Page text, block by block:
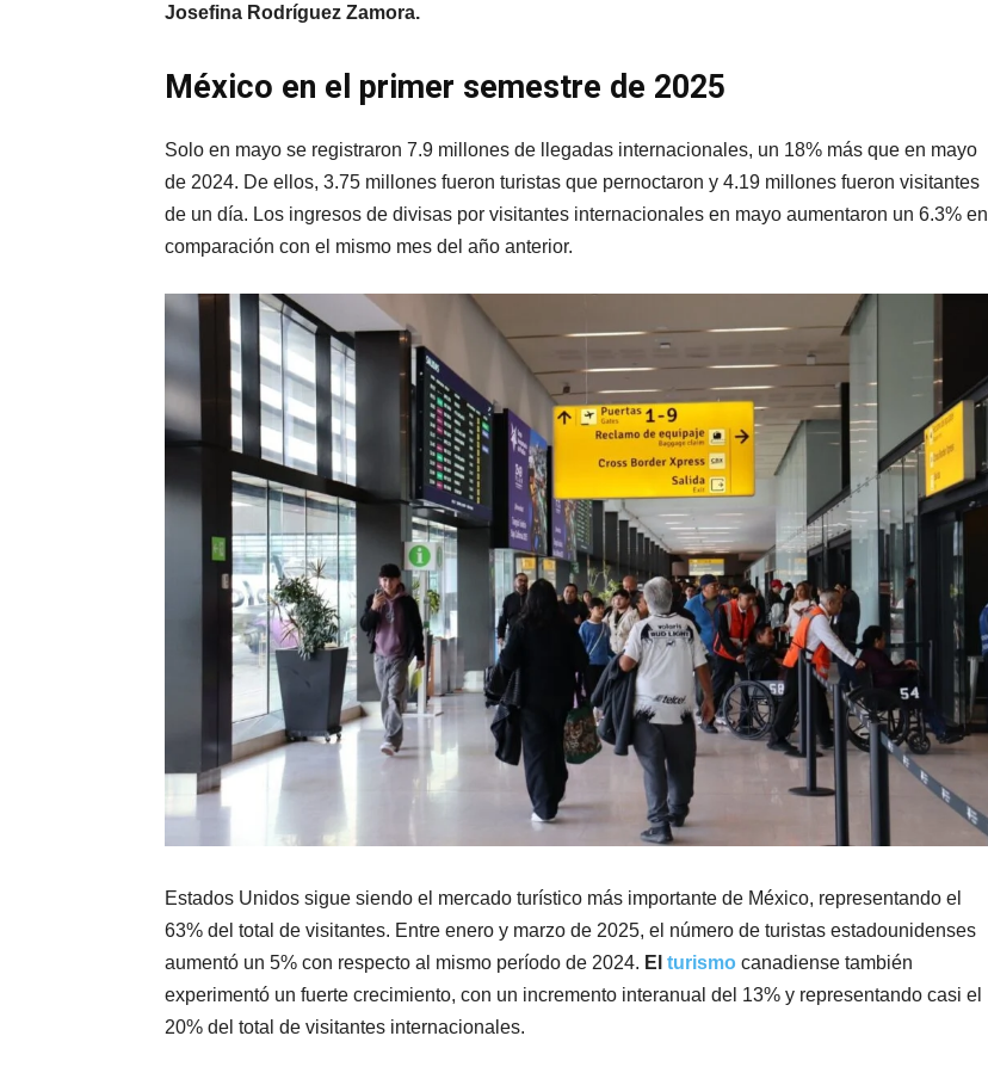
Josefina Rodríguez Zamora.
México en el primer semestre de 2025
Solo en mayo se registraron 7.9 millones de llegadas internacionales, un 18% más que en mayo
de 2024. De ellos, 3.75 millones fueron turistas que pernoctaron y 4.19 millones fueron visitantes
de un día. Los ingresos de divisas por visitantes internacionales en mayo aumentaron un 6.3% en
comparación con el mismo mes del año anterior.
Estados Unidos sigue siendo el mercado turístico más importante de México, representando el
63% del total de visitantes. Entre enero y marzo de 2025, el número de turistas estadounidenses
aumentó un 5% con respecto al mismo período de 2024. El turismo canadiense también
experimentó un fuerte crecimiento, con un incremento interanual del 13% y representando casi el
20% del total de visitantes internacionales.